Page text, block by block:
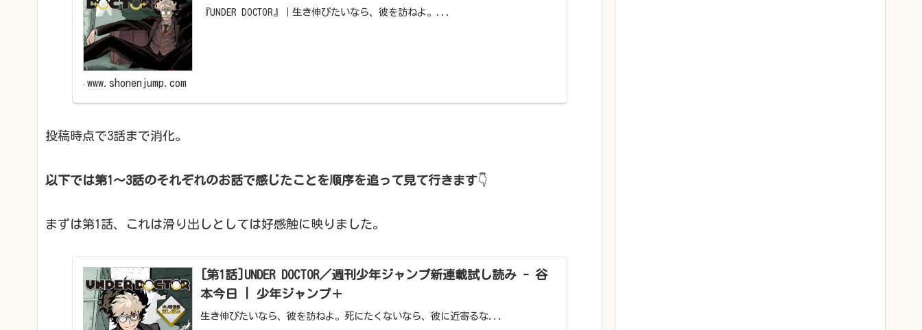
『UNDER DOCTOR』｜生き伸びたいなら、彼を訪ねよ。...
www.shonenjump.com
投稿時点で3話まで消化。
以下では第1～3話のそれぞれのお話で感じたことを順序を追って見て行きます👇
まずは第1話、これは滑り出しとしては好感触に映りました。
[第1話]UNDER DOCTOR／週刊少年ジャンプ新連載試し読み - 谷
本今日 | 少年ジャンプ＋
生き伸びたいなら、彼を訪ねよ。死にたくないなら、彼に近寄るな...